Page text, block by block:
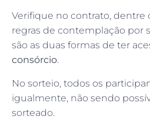
Verifique no contrato, dentre
regras de contemplação por
são as duas formas de ter
consórcio.
No sorteio, todos os
igualmente, não sendo
sorteado.